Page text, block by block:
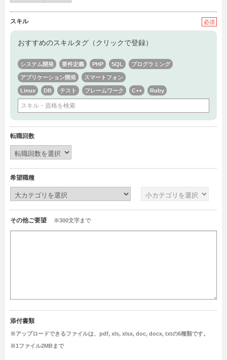
スキル 必須
おすすめのスキルタグ（クリックで登録）
システム開発 要件定義 PHP SQL プログラミング
アプリケーション開発 スマートフォン
Linux DB テスト フレームワーク C++ Ruby
転職回数
希望職種
その他ご要望 ※300文字まで
添付書類
※アップロードできるファイルは、pdf, xls, xlsx, doc, docx, txtの6種類です。
※1ファイル2MBまで